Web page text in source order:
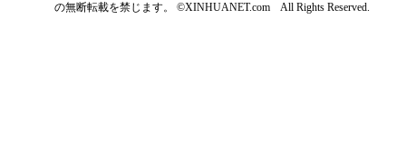
の無断転載を禁じます。 ©XINHUANET.com All Rights Reserved.